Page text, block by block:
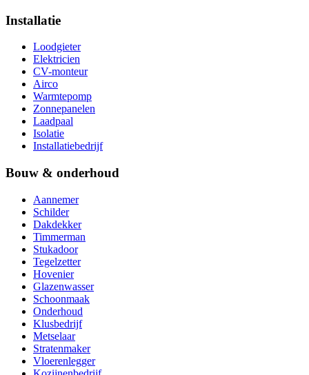
Installatie
Loodgieter
Elektricien
CV-monteur
Airco
Warmtepomp
Zonnepanelen
Laadpaal
Isolatie
Installatiebedrijf
Bouw & onderhoud
Aannemer
Schilder
Dakdekker
Timmerman
Stukadoor
Tegelzetter
Hovenier
Glazenwasser
Schoonmaak
Onderhoud
Klusbedrijf
Metselaar
Stratenmaker
Vloerenlegger